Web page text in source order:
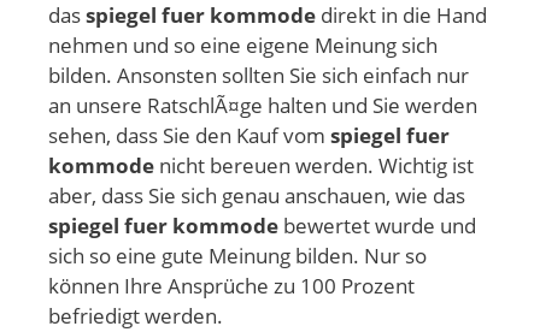
dasspiegel fuer kommode direkt in die Hand
nehmen und so eine eigene Meinung sich
bilden. Ansonsten sollten Sie sich einfach nur
an unsere RatschlÃ¤ge halten und Sie werden
sehen, dass Sie den Kauf vom spiegel fuer
kommode nicht bereuen werden. Wichtig ist
aber, dass Sie sich genau anschauen, wie das
spiegel fuer kommode bewertet wurde und
sich so eine gute Meinung bilden. Nur so
können Ihre Ansprüche zu 100 Prozent
befriedigt werden.